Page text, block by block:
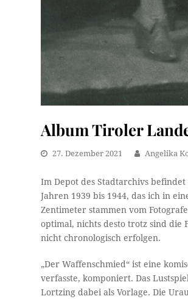
Album Tiroler
27. Dezember 2021 Angelika
Im Depot des Stadtarchivs
Jahren 1939 bis 1944, das ich in
Zentimeter stammen vom
optimal, nichts desto trotz sind die
nicht chronologisch erfolgen.
„Der Waffenschmied“ ist eine
verfasste, komponiert. Das
Lortzing dabei als Vorlage. Die